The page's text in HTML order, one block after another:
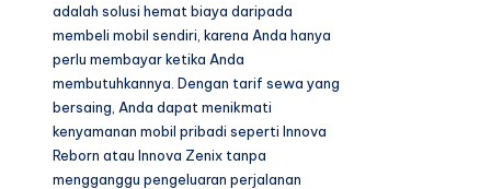
adalah solusi hemat biaya daripada
membeli mobil sendiri, karena Anda hanya
perlu membayar ketika Anda
membutuhkannya. Dengan tarif sewa yang
bersaing, Anda dapat menikmati
kenyamanan mobil pribadi seperti Innova
Reborn atau Innova Zenix tanpa
mengganggu pengeluaran perjalanan